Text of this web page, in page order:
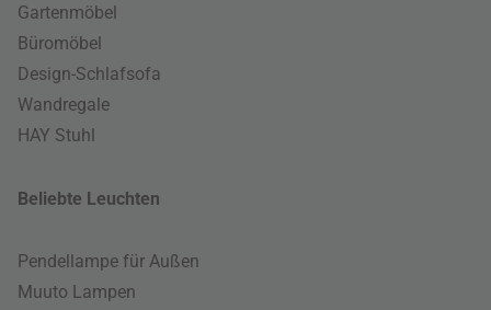
Gartenmöbel
Büromöbel
Design-Schlafsofa
Wandregale
HAY Stuhl
Beliebte Leuchten
Pendellampe für Außen
Muuto Lampen